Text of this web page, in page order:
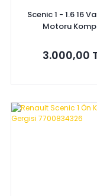
Scenic 1 - 1.6 16
Motoru
3.000,00
Sepete Ekle